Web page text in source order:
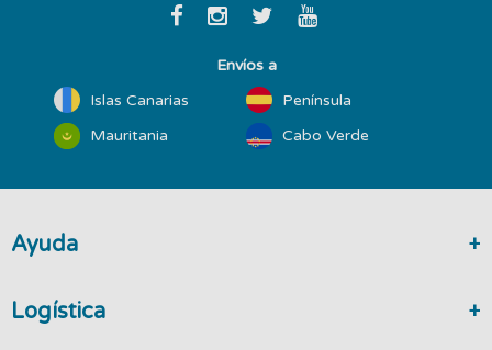
Envíos a
Islas Canarias
Península
Mauritania
Cabo Verde
Ayuda
Logística